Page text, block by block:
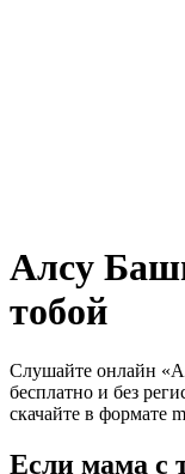
Алсу
тобой
Слушайте онлайн
бесплатно и без
скачайте в формате
Если мама с